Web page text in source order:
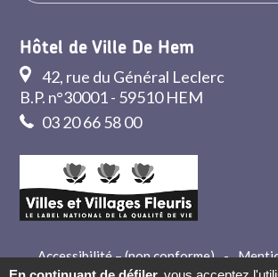
Hôtel de Ville De Hem
42, rue du Général Leclerc
B.P. n°30001 - 59510 HEM
03 20 66 58 00
Accessibilité – (non conforme) -
Crédits
- Contact